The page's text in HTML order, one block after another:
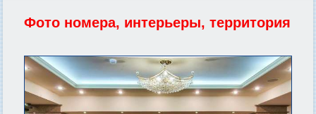
Фото номера, интерьеры, территория